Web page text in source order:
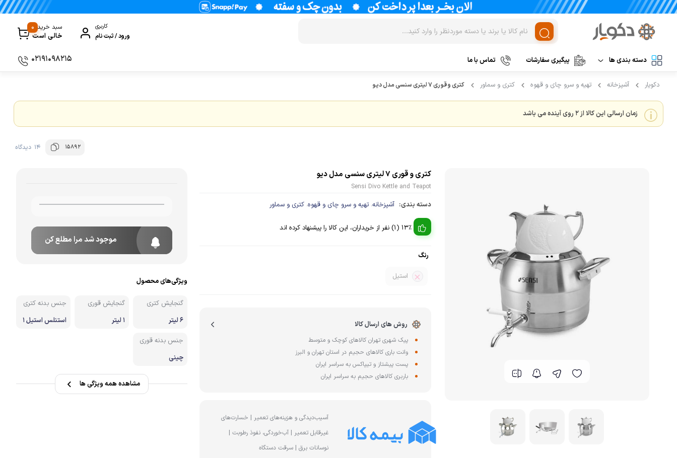
کاربری
ورود / ثبت نام
سبد خرید
خالی است
0
دسته بندی ها
لوازم برقی آشپزخانه غذاساز و خردکن
لوازم پخت و پز
زودپز
آون توستر
پلوپز
تستر نان
زودپز
هات داگ پز
گریل
اسپرسو ساز
چای ساز
آبمیوه گیری
ظروف سرو و پذیرایی
ظروف نگهداری
نظافت و شستشو
پیگیری سفارشات تماس با ما ۰۲۱۹۱۰۹۸۲۱۵
دکویار آشپزخانه تهیه و سرو چای و قهوه کتری و سماور کتری و قوری 7 لیتری سنسی مدل دیو
زمان ارسالی این کالا از 2 روی آینده می باشد
15892 14 دیدگاه
کتری و قوری 7 لیتری سنسی مدل دیو
Sensi Divo Kettle and Teapot
دسته بندی: آشپزخانه،تهیه و سرو چای و قهوه،کتری و سماور
13% (1) نفر از خریداران، این کالا را پیشنهاد کرده اند
رنگ
استیل
روش های ارسال کالا
پیک شهری تهران کالاهای کوچک و متوسط
وانت باری کالاهای حجیم در استان تهران و البرز
پست پیشتاز و تیپاکس به سراسر ایران
باربری کالاهای حجیم به سراسر ایران
آسیب‌دیدگی و هزینه‌های تعمیر | خسارت‌های
غیرقابل تعمیر | آب‌خوردگی، نفوذ رطوبت |
نوسانات برق | سرقت دستگاه
موجود شد مرا مطلع کن
ویژگی‌های محصول
گنجایش کتری
6 لیتر
گنجایش قوری
1 لیتر
جنس بدنه کتری
استنلس استیل 1
جنس بدنه قوری
چینی
مشاهده همه ویژگی ها